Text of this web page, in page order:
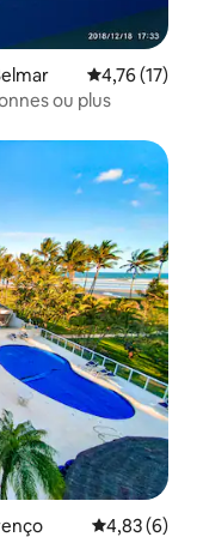
Évaluation
4,76 (17)
ou plus
Évaluation
4,83 (6)